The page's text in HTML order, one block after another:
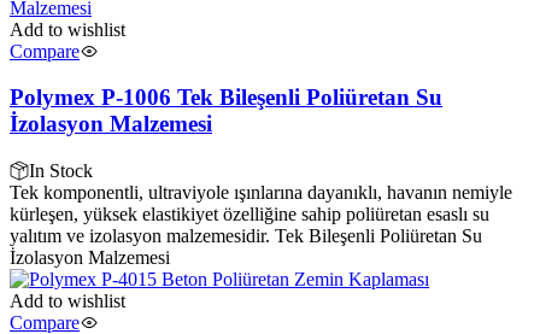
Add to wishlist
Compare
Polymex P-1006 Tek Bileşenli Poliüretan Su
İzolasyon Malzemesi
In Stock
Tek komponentli, ultraviyole ışınlarına dayanıklı, havanın nemiyle
kürleşen, yüksek elastikiyet özelliğine sahip poliüretan esaslı su
yalıtım ve izolasyon malzemesidir. Tek Bileşenli Poliüretan Su
İzolasyon Malzemesi
Add to wishlist
Compare